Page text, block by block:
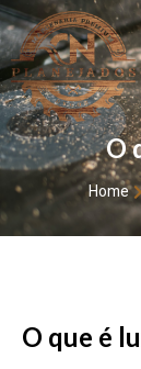
O
Home
O que é